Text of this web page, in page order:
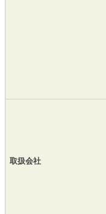
取扱会社